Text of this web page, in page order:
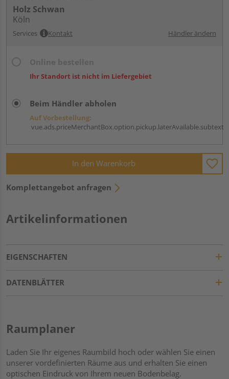
Holz Schwan
Köln
Services Kontakt Händler ändern
Ihr Standort ist nicht im Liefergebiet
Beim Händler abholen
Auf Vorbestellung:
vue.ads.priceMerchantBox.option.pickup.laterAvailable.subtext
In den Warenkorb
Komplettangebot anfragen
Artikelinformationen
EIGENSCHAFTEN
DATENBLÄTTER
Raumplaner
Laden Sie Ihr eigenes Raumbild hoch oder wählen Sie einen
unserer vordefinierten Räume aus und erhalten Sie einen
optischen Eindruck von Ihrem neuen Bodenbelag.